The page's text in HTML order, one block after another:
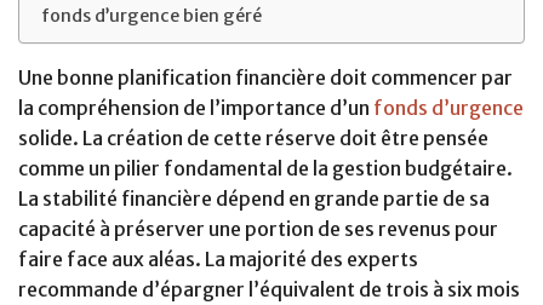
fonds d’urgence bien géré
Une bonne planification financière doit commencer par
la compréhension de l’importance d’un fonds d’urgence
solide. La création de cette réserve doit être pensée
comme un pilier fondamental de la gestion budgétaire.
La stabilité financière dépend en grande partie de sa
capacité à préserver une portion de ses revenus pour
faire face aux aléas. La majorité des experts
recommande d’épargner l’équivalent de trois à six mois